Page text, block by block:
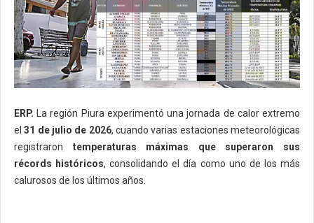
ERP. La región Piura experimentó una jornada de calor extremo
el31 de julio de 2026, cuando varias estaciones meteorológicas
registraron temperaturas máximas que superaron sus
récords históricos, consolidando el día como uno de los más
calurosos de los últimos años.